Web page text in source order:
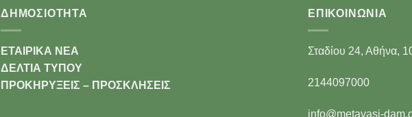
ΔΗΜΟΣΙΟΤΗΤΑ
ΕΤΑΙΡΙΚΑ ΝΕΑ
ΔΕΛΤΙΑ ΤΥΠΟΥ
ΠΡΟΚΗΡΥΞΕΙΣ – ΠΡΟΣΚΛΗΣΕΙΣ
ΕΠΙΚΟΙΝΩΝΊΑ
Σταδίου 24, Αθήνα,
2144097000
info@metavasi-